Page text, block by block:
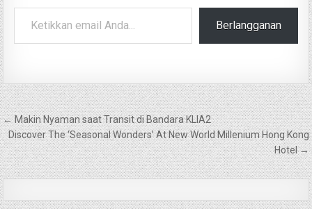
Ketikkan email Anda...
Berlangganan
Navigasi
pos
← Makin Nyaman saat Transit di Bandara KLIA2
Discover The ‘Seasonal Wonders’ At New World Millenium Hong Kong
Hotel →